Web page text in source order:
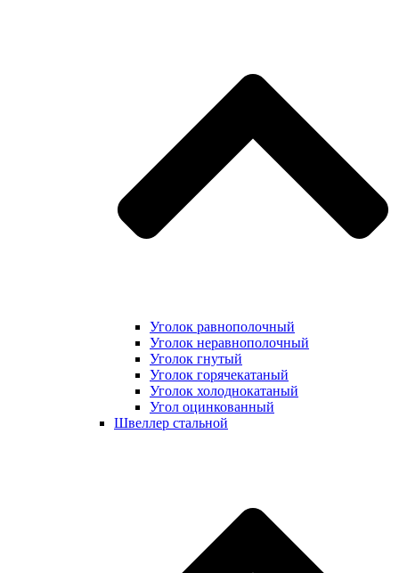
Уголок равнополочный
Уголок неравнополочный
Уголок гнутый
Уголок горячекатаный
Уголок холоднокатаный
Угол оцинкованный
Швеллер стальной